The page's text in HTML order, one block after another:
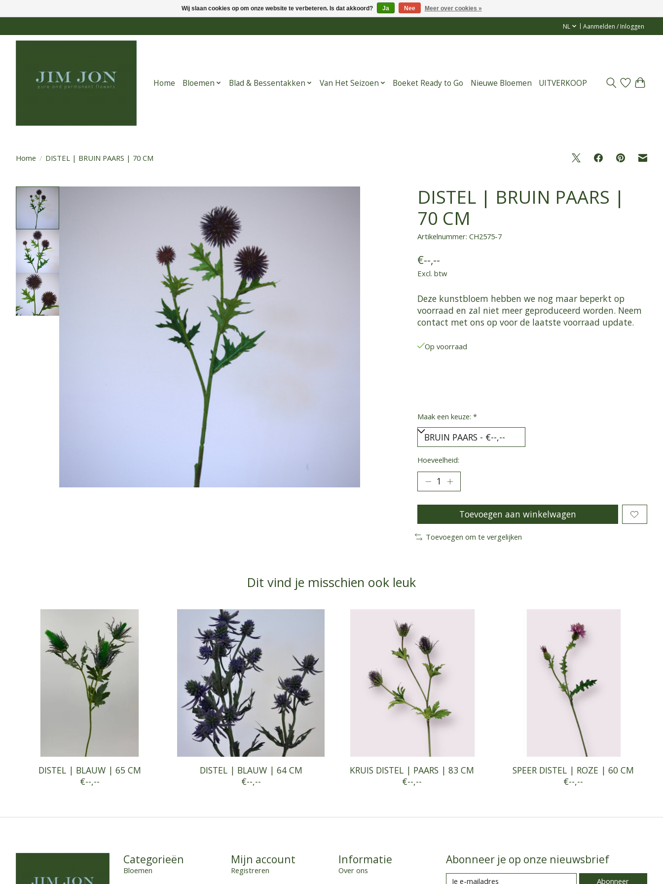
NL Aanmelden / Inloggen
Home Bloemen Blad & Bessentakken Van Het Seizoen Boeket Ready to Go Nieuwe Bloemen UITVERKOOP
Home / DISTEL | BRUIN PAARS | 70 CM
DISTEL | BRUIN PAARS |
70 CM
Artikelnummer: CH2575-7
€--,--
Excl. btw
Deze kunstbloem hebben we nog maar beperkt op
voorraad en zal niet meer geproduceerd worden. Neem
contact met ons op voor de laatste voorraad update.
Op voorraad
Maak een keuze: *
Hoeveelheid:
Toevoegen aan winkelwagen
Toevoegen om te vergelijken
Dit vind je misschien ook leuk
Items van productcarrousel
DISTEL | BLAUW | 65 CM
€--,--
DISTEL | BLAUW | 64 CM
€--,--
KRUIS DISTEL | PAARS | 83 CM
€--,--
SPEER DISTEL | ROZE | 60 CM
€--,--
Categorieën
Bloemen
Mijn account
Registreren
Informatie
Over ons
Abonneer je op onze nieuwsbrief
Abonneer
Wij slaan cookies op om onze website te verbeteren. Is dat akkoord? Ja Nee Meer over cookies »